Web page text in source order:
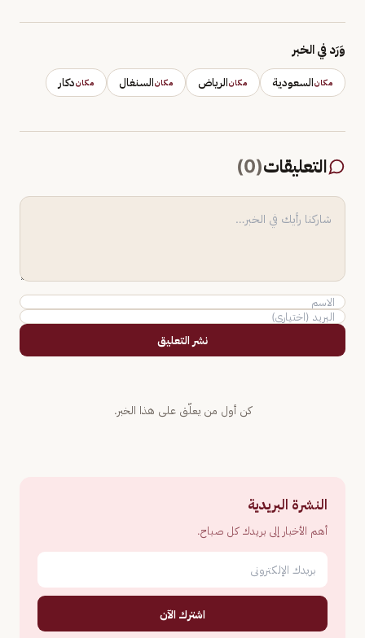
وَرَد في الخبر
مكانالسعودية مكانالرياض مكانالسنغال مكاندكار
التعليقات(
0
)
نشر التعليق
كن أول من يعلّق على هذا الخبر.
النشرة البريدية
أهم الأخبار إلى بريدك كل صباح.
اشترك الآن